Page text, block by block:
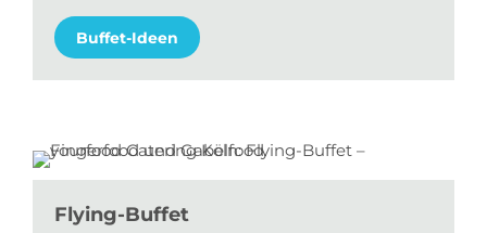
Buffet-Ideen
Flying-Buffet